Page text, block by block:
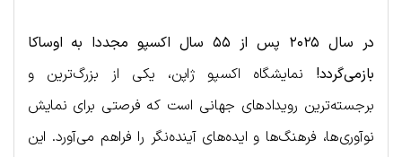
در سال ۲۰۲۵ پس از ۵۵ سال اکسپو مجددا به اوساکا
بازمی‌گردد! نمایشگاه اکسپو ژاپن، یکی از بزرگ‌ترین و
برجسته‌ترین رویدادهای جهانی است که فرصتی برای نمایش
نوآوری‌ها، فرهنگ‌ها و ایده‌های آینده‌نگر را فراهم می‌آورد. این